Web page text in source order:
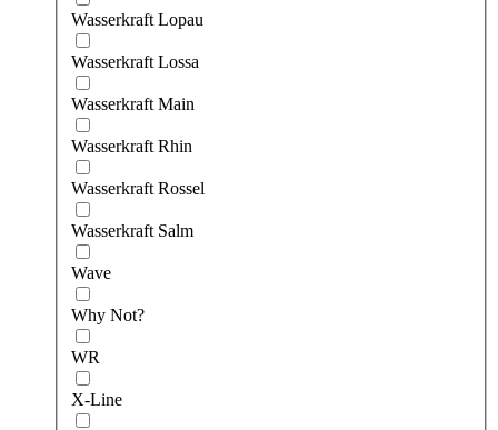
Wasserkraft Lopau
Wasserkraft Lossa
Wasserkraft Main
Wasserkraft Rhin
Wasserkraft Rossel
Wasserkraft Salm
Wave
Why Not?
WR
X-Line